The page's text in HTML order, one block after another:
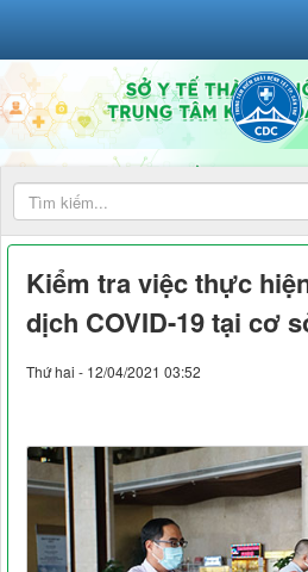
Kiểm tra việc thực
dịch COVID-19 tại cơ
Thứ hai - 12/04/2021 03:52